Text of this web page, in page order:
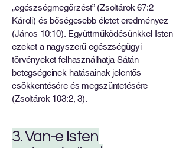
„egészségmegőrzést” (Zsoltárok 67:2
Károli) és bőségesebb életet eredményez
(János 10:10). Együttműködésünkkel Isten
ezeket a nagyszerű egészségügyi
törvényeket felhasználhatja Sátán
betegségeinek hatásainak jelentős
csökkentésére és megszüntetésére
(Zsoltárok 103:2, 3).
3. Van-e Isten